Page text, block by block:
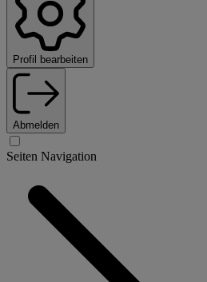
Profil bearbeiten
Abmelden
Seiten Navigation